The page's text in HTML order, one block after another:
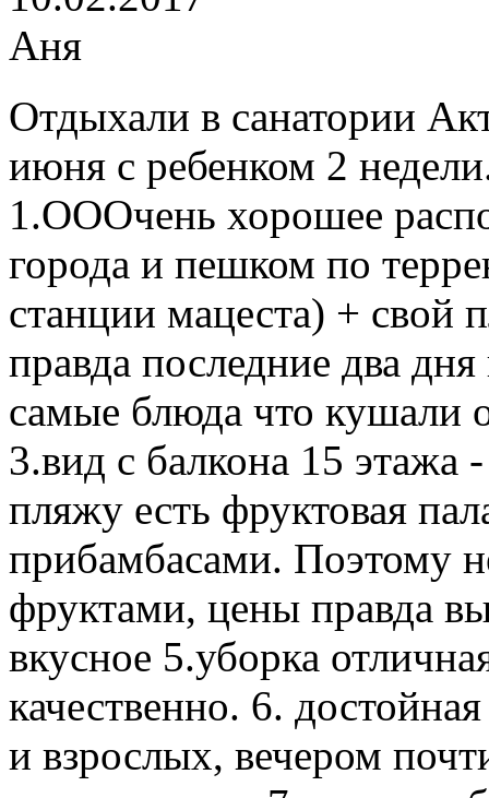
Аня
Отдыхали в санатории
июня с ребенком 2
1.ОООчень хорошее
города и пешком по
станции мацеста) +
правда последние два
самые блюда что кушали
3.вид с балкона 15 этажа
пляжу есть фруктовая
прибамбасами. Поэтому
фруктами, цены правда
вкусное 5.уборка
качественно. 6.
и взрослых, вечером